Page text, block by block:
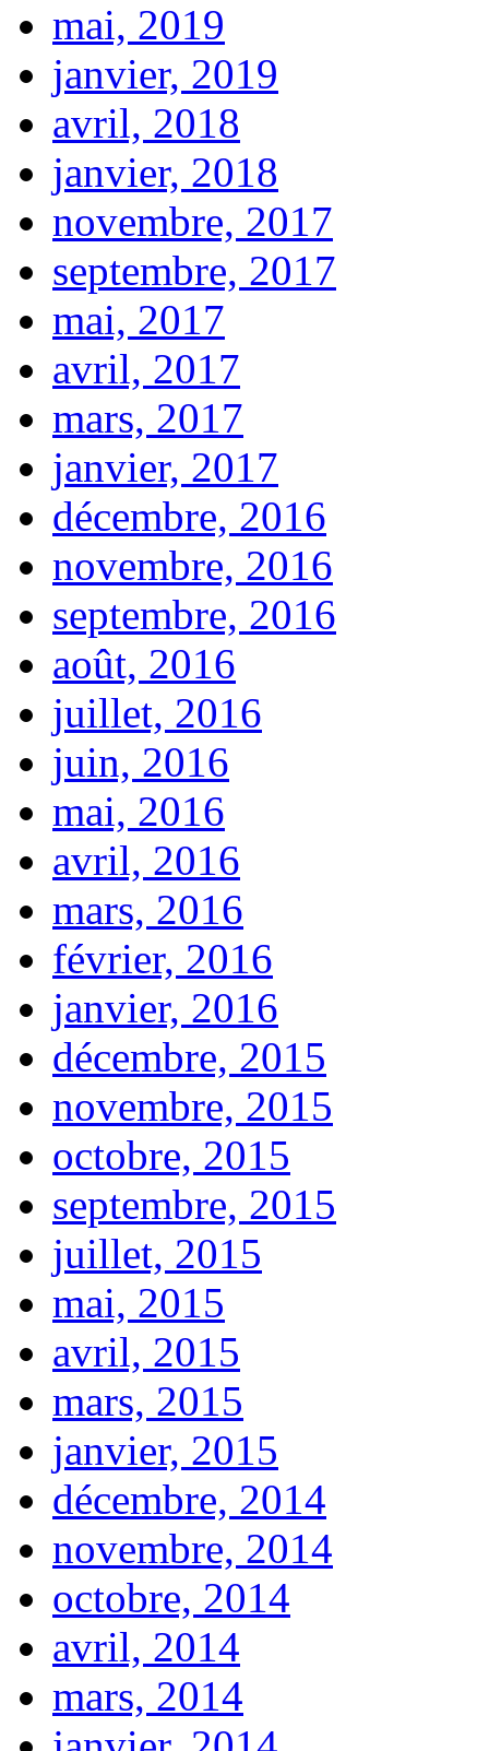
mai, 2019
janvier, 2019
avril, 2018
janvier, 2018
novembre, 2017
septembre, 2017
mai, 2017
avril, 2017
mars, 2017
janvier, 2017
décembre, 2016
novembre, 2016
septembre, 2016
août, 2016
juillet, 2016
juin, 2016
mai, 2016
avril, 2016
mars, 2016
février, 2016
janvier, 2016
décembre, 2015
novembre, 2015
octobre, 2015
septembre, 2015
juillet, 2015
mai, 2015
avril, 2015
mars, 2015
janvier, 2015
décembre, 2014
novembre, 2014
octobre, 2014
avril, 2014
mars, 2014